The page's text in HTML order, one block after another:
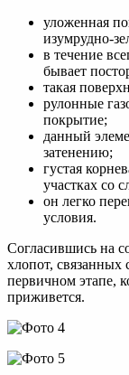
уложенная
изумрудно-
в течение
бывает
такая
рулонные
покрытие;
данный
затенению;
густая
участках со
он легко
условия.
Согласившись на
хлопот,
первичном этапе,
приживется.